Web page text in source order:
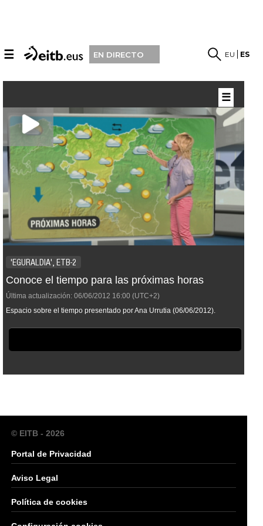
☰ EN DIRECTO EU ES
'EGURALDIA', ETB-2
Conoce el tiempo para las próximas horas
Última actualización: 06/06/2012 16:00 (UTC+2)
Espacio sobre el tiempo presentado por Ana Urrutia (06/06/2012).
☰
© EITB - 2026
Portal de Privacidad
Aviso Legal
Política de cookies